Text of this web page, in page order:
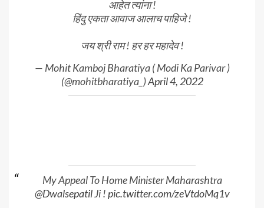
आहेत त्यांना !
हिंदु एकता आवाज आलाच पाहिजे !
जय श्री राम ! हर हर महादेव !
— Mohit Kamboj Bharatiya ( Modi Ka Parivar )
(@mohitbharatiya_)April 4, 2022
My Appeal To Home Minister Maharashtra
@DwalsepatilJi !pic.twitter.com/zeVtdoMq1v